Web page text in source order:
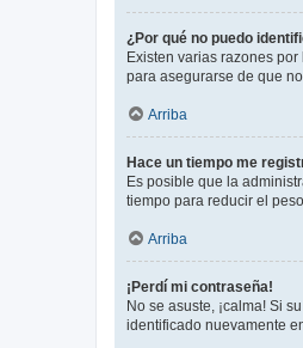
¿Por qué no puedo
Existen varias razones
para asegurarse de que
Arriba
Hace un tiempo me
Es posible que la
tiempo para reducir el
Arriba
¡Perdí mi contraseña!
No se asuste, ¡calma! Si
identificado nuevamente